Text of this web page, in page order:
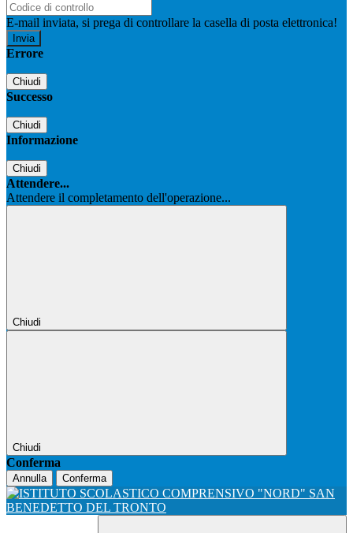
E-mail inviata, si prega di controllare la casella di posta elettronica!
Errore
Chiudi
Successo
Chiudi
Informazione
Chiudi
Attendere...
Attendere il completamento dell'operazione...
Chiudi
Chiudi
Conferma
Annulla Conferma